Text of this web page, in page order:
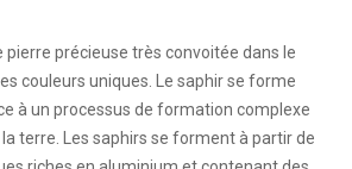
pierre précieuse très convoitée dans le
couleurs uniques. Le saphir se forme
à un processus de formation complexe
terre. Les saphirs se forment à partir de